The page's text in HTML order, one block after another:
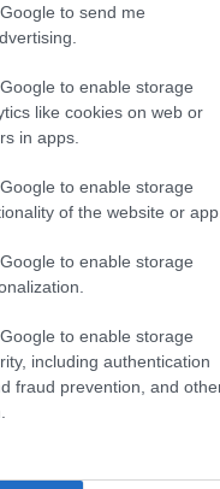
to send me
to enable storage
like cookies on web or
in apps.
to enable storage
of the website or app.
to enable storage
to enable storage
including authentication
fraud prevention, and
jo nyt.
ja perinteiseen
Samalla pääset
entistä